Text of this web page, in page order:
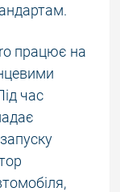
працює на
час